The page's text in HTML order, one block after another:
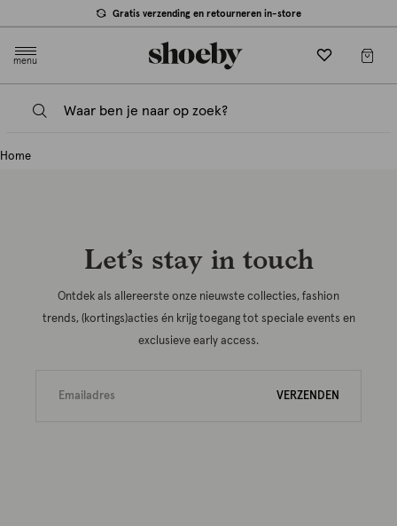
Gratis verzending en retourneren in-store
menu
Home
Let’s stay in touch
Ontdek als allereerste onze nieuwste collecties, fashion
trends, (kortings)acties én krijg toegang tot speciale events en
exclusieve early access.
VERZENDEN